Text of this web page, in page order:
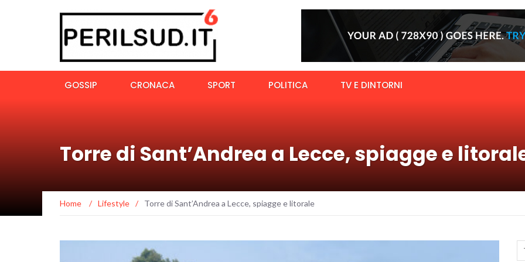
GOSSIP CRONACA SPORT POLITICA TV E DINTORNI
Torre di Sant’Andrea a Lecce, spiagge e
Home / Lifestyle / Torre di Sant’Andrea a Lecce, spiagge e litorale